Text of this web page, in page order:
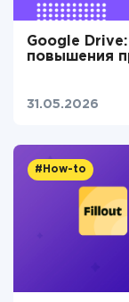
Google
повышения
31.05.2026
#How-to